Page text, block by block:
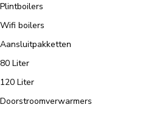
Plintboilers
Wifi boilers
Aansluitpakketten
80 Liter
120 Liter
Doorstroomverwarmers